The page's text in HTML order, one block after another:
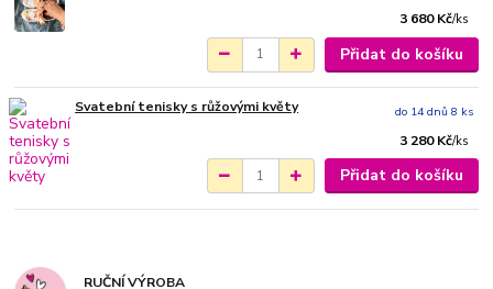
3 680 Kč/ks
Přidat do košíku
Svatební tenisky s růžovými květy
3 280 Kč/ks
do 14 dnů 8 ks
Přidat do košíku
RUČNÍ VÝROBA